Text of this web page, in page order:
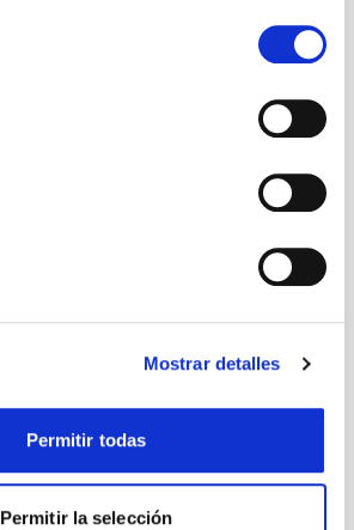
Mostrar detalles
Permitir todas
Permitir la selección